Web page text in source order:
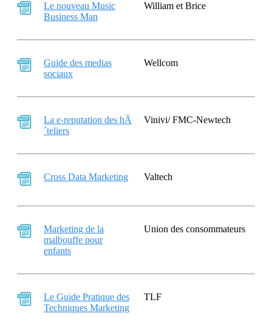
Le nouveau Music
Business Man
William et Brice
Guide des medias
sociaux
Wellcom
La e-reputation des hÃ
´teliers
Vinivi/ FMC-Newtech
Cross Data Marketing Valtech
Marketing de la
malbouffe pour
enfants
Union des consommateurs
Le Guide Pratique des
Techniques Marketing
TLF